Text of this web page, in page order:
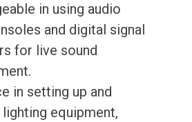
in using audio
and digital signal
for live sound
in setting up and
equipment,